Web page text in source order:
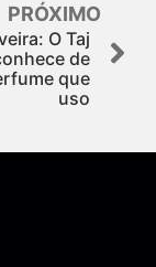
PRÓXIMO
O Taj
de
que
uso